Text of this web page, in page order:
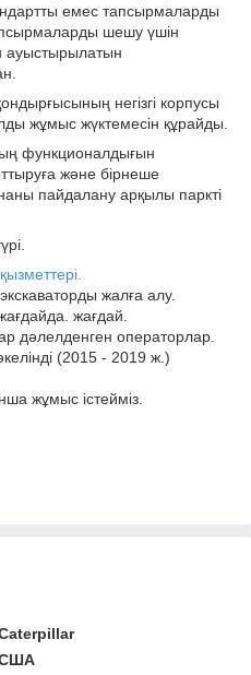
емес тапсырмаларды
шешу үшін
ауыстырылатын
негізгі корпусы
жұмыс жүктемесін құрайды.
функционалдығын
және бірнеше
пайдалану арқылы паркті
жалға алу.
жағдай.
дәлелденген операторлар.
(2015 - 2019 ж.)
жұмыс істейміз.